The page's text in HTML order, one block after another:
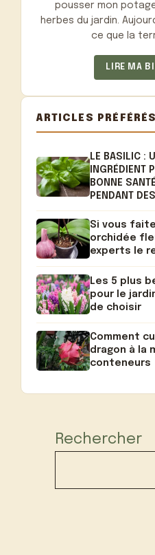
pousser mon
herbes du jardin.
ce que la
LIRE MA
ARTICLES PRÉFÉRÉS
LE BASILIC :
INGRÉDIENT
BONNE
PENDANT
Si vous
orchidée
experts le
Les 5 plus
pour le
de choisir
Comment
dragon à la
conteneurs
Rechercher